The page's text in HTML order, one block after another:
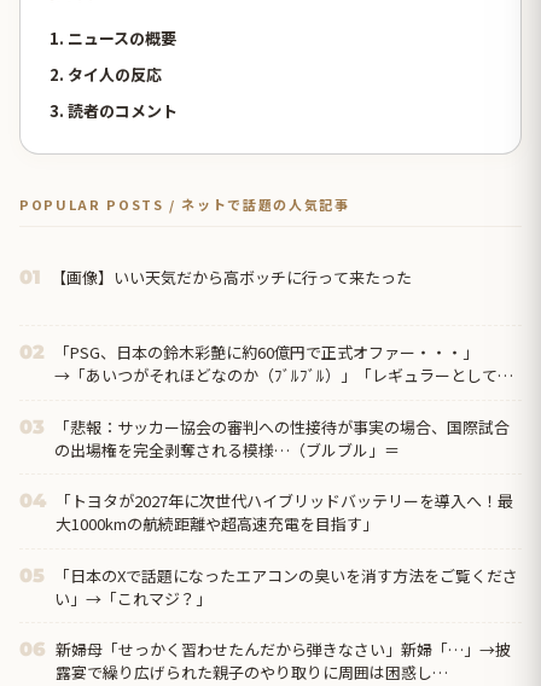
1. ニュースの概要
2. タイ人の反応
3. 読者のコメント
POPULAR POSTS / ネットで話題の人気記事
01 【画像】いい天気だから高ボッチに行って来たった
02
「PSG、日本の鈴木彩艶に約60億円で正式オファー・・・」
→「あいつがそれほどなのか（ﾌﾞﾙﾌﾞﾙ）」「レギュラーとして出
03
「悲報：サッカー協会の審判への性接待が事実の場合、国際試合
の出場権を完全剥奪される模様…（ブルブル」＝
04
「トヨタが2027年に次世代ハイブリッドバッテリーを導入へ！最
大1000kmの航続距離や超高速充電を目指す」
05
「日本のXで話題になったエアコンの臭いを消す方法をご覧くださ
い」→「これマジ？」
06 新婦母「せっかく習わせたんだから弾きなさい」新婦「…」→披
露宴で繰り広げられた親子のやり取りに周囲は困惑し…